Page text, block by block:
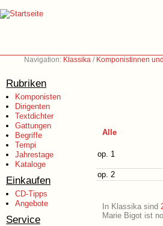
Navigation: Klassika / Komponistinnen
Rubriken
Komponisten
Dirigenten
Textdichter
Gattungen
Begriffe
Tempi
Jahrestage
Kataloge
Einkaufen
CD-Tipps
Angebote
Service
Alle
op. 1
op. 2
In Klassika sind
Marie Bigot ist